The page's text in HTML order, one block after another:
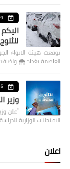
09
توقعت هيئة الانواء
العاصمة بغداد ⁦🌨️⁩ واضافت الهيئة ان غدا الاثنين …
25
وزير
أعلن
الامتحانات الوزارية
اعلان